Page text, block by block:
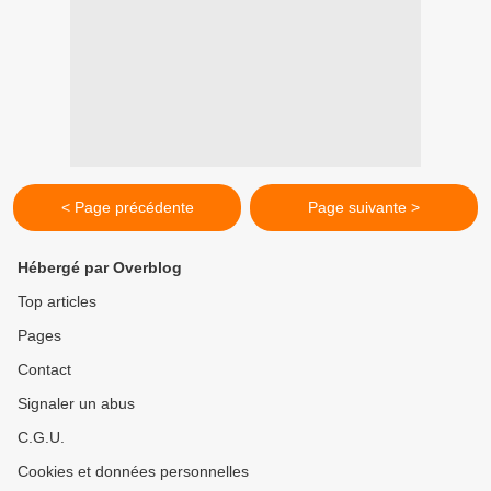
< Page précédente Page suivante >
Hébergé par Overblog
Top articles
Pages
Contact
Signaler un abus
C.G.U.
Cookies et données personnelles